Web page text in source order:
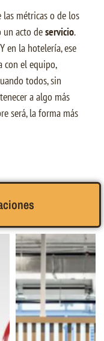
las métricas o de los
un acto deservicio.
en la hotelería, ese
con el equipo,
todos, sin
a algo más
será, la forma más